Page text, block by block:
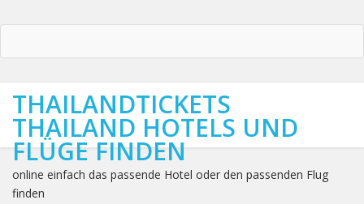
THAILANDTICKETS
THAILAND HOTELS UND
FLÜGE FINDEN
online einfach das passende Hotel oder den passenden Flug
finden